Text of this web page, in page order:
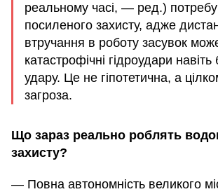
реальному часі, — ред.)
посиленого захисту, адже
втручання в роботу засувок
катастрофічні гідроудари
удару. Це не гіпотетична, а
загроза.
Що зараз реально роблять
захисту?
— Повна автономність великого